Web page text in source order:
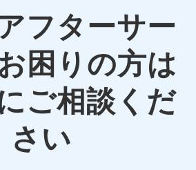
フターサー
困りの方は
ご相談くだ
さい